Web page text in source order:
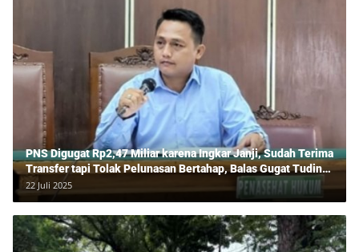
PNS Digugat Rp2,47 Miliar karena Ingkar Janji, Sudah Terima
Transfer tapi Tolak Pelunasan Bertahap, Balas Gugat Tuding
Lawan Tipu Rp850 Juta
22 Juli 2025